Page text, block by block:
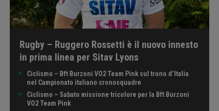
Rugby – Ruggero Rossetti è il nuovo innesto
in prima linea per Sitav Lyons
Ciclismo – Bft Burzoni VO2 Team Pink sul trono d’Italia
nel Campionato italiano cronosquadre
Ciclismo – Sabato missione tricolore per la Bft Burzoni
VO2 Team Pink